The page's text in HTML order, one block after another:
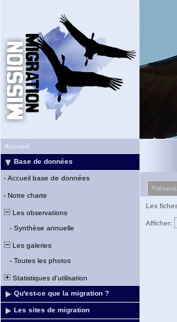
Accueil
Base de données
- Accueil base de données
- Notre charte
Les observations
- Synthèse annuelle
Les galeries
- Toutes les photos
Statistiques d'utilisation
Qu'est-ce que la migration ?
Les sites de migration
Les
Afficher: